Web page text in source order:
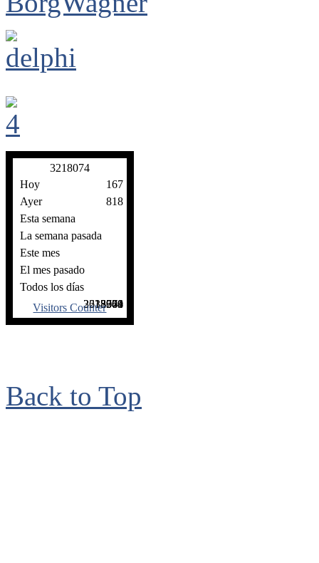
3218074
Hoy
Ayer
Esta semana
La semana pasada
Este mes
El mes pasado
Todos los días
167
818
2969
2635740
3504
18571
3218074
Visitors Counter
Back to Top